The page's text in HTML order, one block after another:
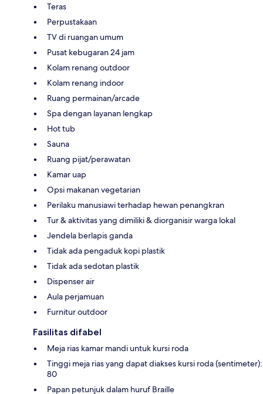
Teras
Perpustakaan
TV di ruangan umum
Pusat kebugaran 24 jam
Kolam renang outdoor
Kolam renang indoor
Ruang permainan/arcade
Spa dengan layanan lengkap
Hot tub
Sauna
Ruang pijat/perawatan
Kamar uap
Opsi makanan vegetarian
Perilaku manusiawi terhadap hewan penangkran
Tur & aktivitas yang dimiliki & diorganisir warga lokal
Jendela berlapis ganda
Tidak ada pengaduk kopi plastik
Tidak ada sedotan plastik
Dispenser air
Aula perjamuan
Furnitur outdoor
Fasilitas difabel
Meja rias kamar mandi untuk kursi roda
Tinggi meja rias yang dapat diakses kursi roda (sentimeter):
80
Papan petunjuk dalam huruf Braille